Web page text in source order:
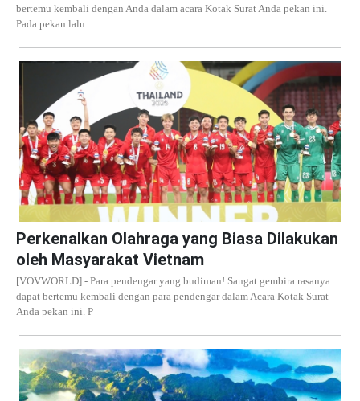
bertemu kembali dengan Anda dalam acara Kotak Surat Anda pekan ini.
Pada pekan lalu
Perkenalkan Olahraga yang Biasa Dilakukan
oleh Masyarakat Vietnam
[VOVWORLD] - Para pendengar yang budiman! Sangat gembira rasanya
dapat bertemu kembali dengan para pendengar dalam Acara Kotak Surat
Anda pekan ini. P